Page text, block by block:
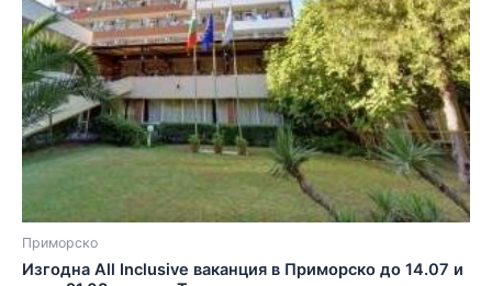
Приморско
Изгодна All Inclusive ваканция в Приморско до 14.07 и